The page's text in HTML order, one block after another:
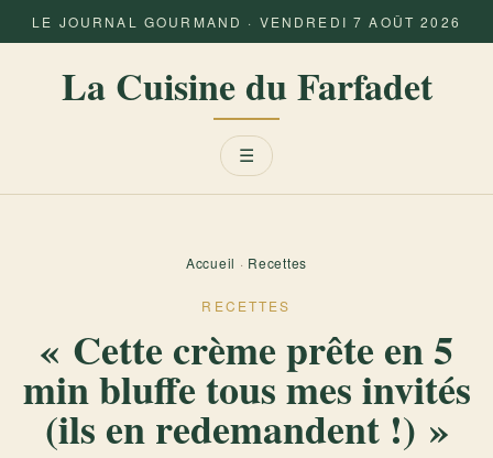
LE JOURNAL GOURMAND · VENDREDI 7 AOÛT 2026
La Cuisine du Farfadet
Menu
☰
Accueil · Recettes
RECETTES
« Cette crème prête en 5
min bluffe tous mes invités
(ils en redemandent !) »